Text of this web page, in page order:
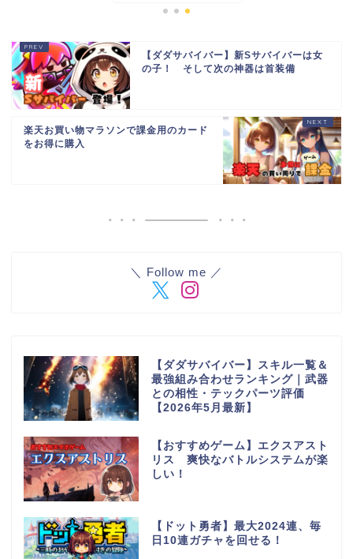
【ダダサバイバー】新Sサバイバーは女
の子！ そして次の神器は首装備
楽天お買い物マラソンで課金用のカード
をお得に購入
＼ Follow me ／
【ダダサバイバー】スキル一覧＆
最強組み合わせランキング｜武器
との相性・テックパーツ評価
【2026年5月最新】
【おすすめゲーム】エクスアスト
リス 爽快なバトルシステムが楽
しい！
【ドット勇者】最大2024連、毎
日10連ガチャを回せる！